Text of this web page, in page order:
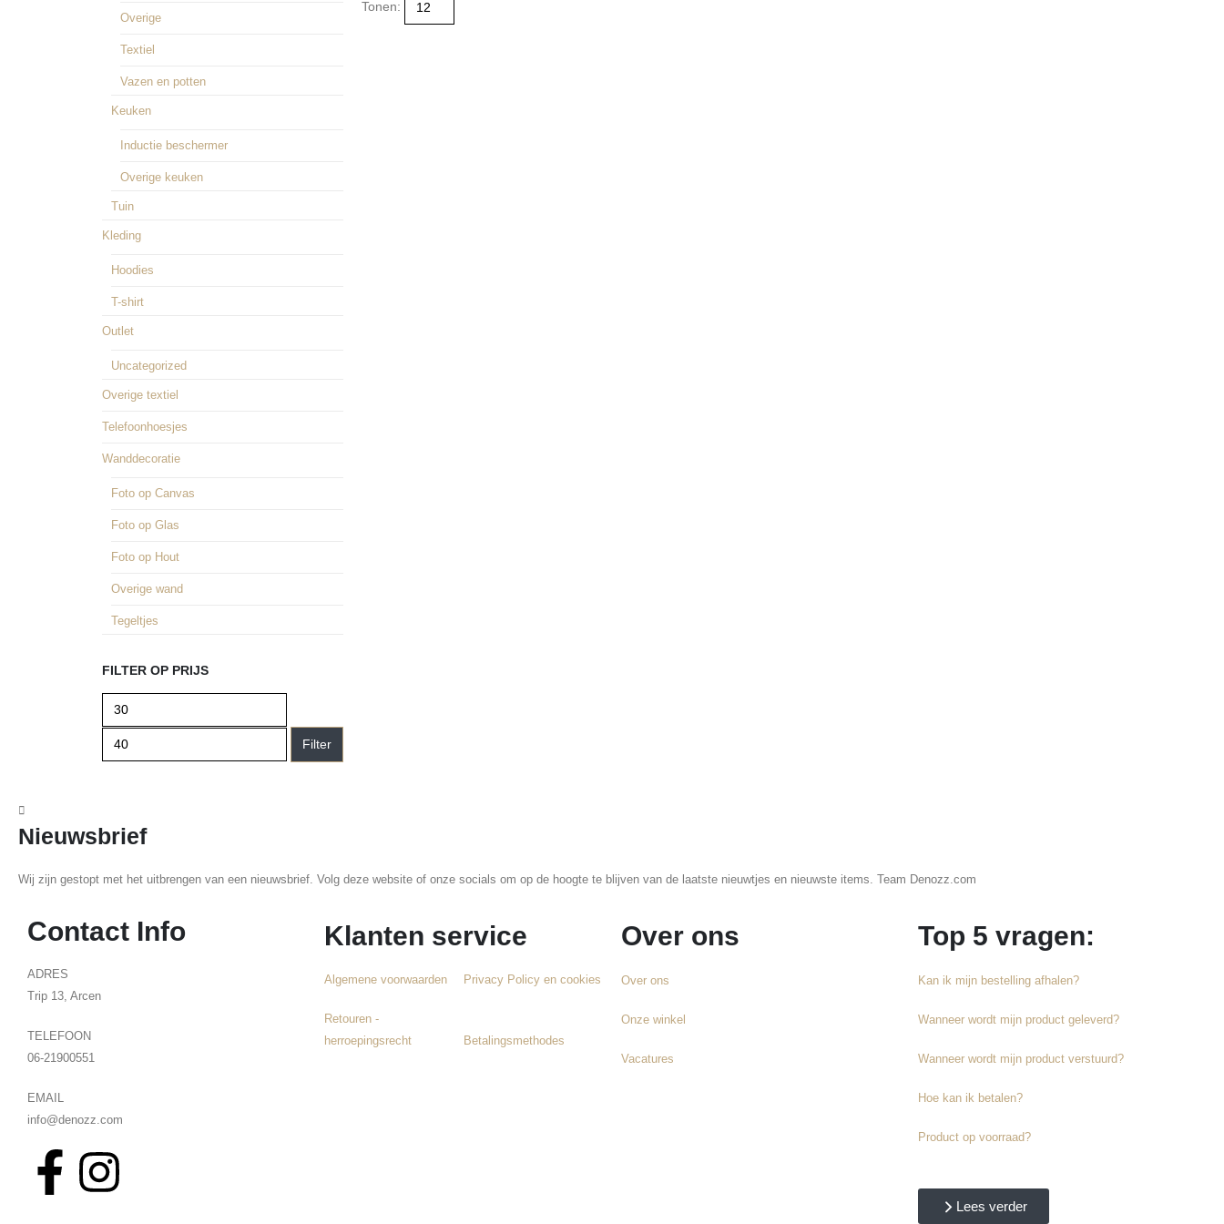
Tonen:
Overige
Textiel
Vazen en potten
Keuken
Inductie beschermer
Overige keuken
Tuin
Kleding
Hoodies
T-shirt
Outlet
Uncategorized
Overige textiel
Telefoonhoesjes
Wanddecoratie
Foto op Canvas
Foto op Glas
Foto op Hout
Overige wand
Tegeltjes
FILTER OP PRIJS
Filter
Nieuwsbrief
Wij zijn gestopt met het uitbrengen van een nieuwsbrief. Volg deze website of onze socials om op de hoogte te blijven van de laatste nieuwtjes en nieuwste items. Team Denozz.com
Contact Info
ADRES
Trip 13, Arcen
TELEFOON
06-21900551
EMAIL
info@denozz.com
Klanten service
Algemene voorwaarden Privacy Policy en cookies
Retouren -
herroepingsrecht
Betalingsmethodes
Over ons
Over ons
Onze winkel
Vacatures
Top 5 vragen:
Kan ik mijn bestelling afhalen?
Wanneer wordt mijn product geleverd?
Wanneer wordt mijn product verstuurd?
Hoe kan ik betalen?
Product op voorraad?
Lees verder